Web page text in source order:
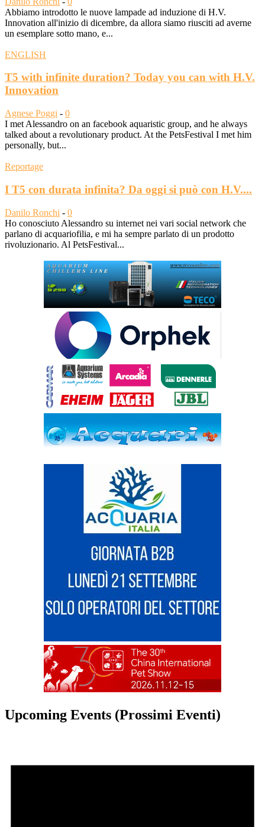
Abbiamo introdotto le nuove lampade ad induzione di H.V.
Innovation all'inizio di dicembre, da allora siamo riusciti ad averne
un esemplare sotto mano, e...
ENGLISH
T5 with infinite duration? Today you can with H.V.
Innovation
Agnese Poggi - 0
I met Alessandro on an facebook aquaristic group, and he always
talked about a revolutionary product. At the PetsFestival I met him
personally, but...
Reportage
I T5 con durata infinita? Da oggi si può con H.V....
Danilo Ronchi - 0
Ho conosciuto Alessandro su internet nei vari social network che
parlano di acquariofilia, e mi ha sempre parlato di un prodotto
rivoluzionario. Al PetsFestival...
Upcoming Events (Prossimi Eventi)